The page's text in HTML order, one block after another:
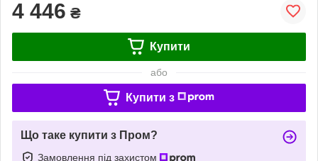
4 446 ₴
Купити
або
Купити з
Що таке купити з Пром?
Замовлення під захистом